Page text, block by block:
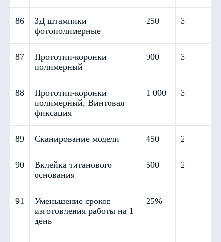
86
3Д штампики
фотополимерные
250 3
87
Прототип-коронки
полимерный
900 3
88
Прототип-коронки
полимерный, Винтовая
фиксация
1 000 3
89 Сканирование модели 450 2
90
Вклейка титанового
основания
500 2
91
Уменьшение сроков
изготовления работы на 1
день
25% -
Лицензия на осуществление медицинской
деятельности №Л041-01128-67/00592380 от
Политика